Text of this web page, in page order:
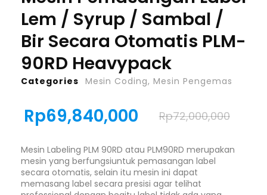
Lem / Syrup / Sambal /
Bir Secara Otomatis PLM-
90RD Heavypack
Rp69,840,000 Rp72,000,000
Mesin Labeling PLM 90RD atau PLM90RD merupakan
mesin yang berfungsiuntuk pemasangan label
secara otomatis, selain itu mesin ini dapat
memasang label secara presisi agar telihat
Categories Mesin Coding,Mesin Pengemas